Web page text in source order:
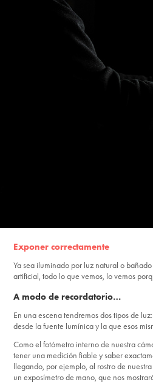
Exponer correctamente
Ya sea iluminado por luz natural o
artificial, todo lo que vemos, lo vemos
A modo de recordatorio…
En una escena tendremos dos tipos de
desde la fuente lumínica y la que esos
Como el fotómetro interno de nuestra
tener una medición fiable y saber
llegando, por ejemplo, al rostro de
un exposímetro de mano, que nos